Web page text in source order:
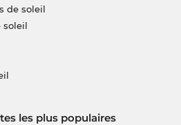
de soleil
soleil
les plus populaires